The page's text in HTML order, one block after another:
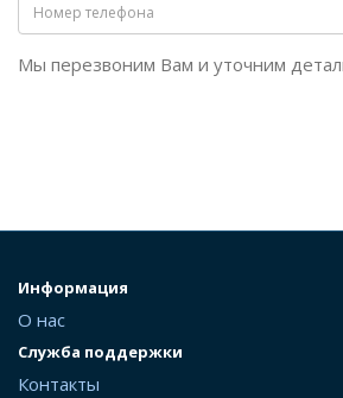
Мы перезвоним Вам и уточним
Информация
О нас
Служба поддержки
Контакты